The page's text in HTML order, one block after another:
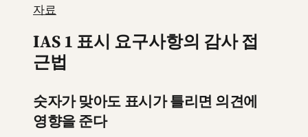
자료
IAS 1 표시 요구사항의 감사 접
근법
숫자가 맞아도 표시가 틀리면 의견에
영향을 준다